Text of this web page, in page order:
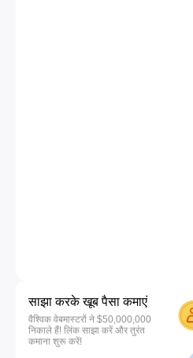
साझा करके खूब पैसा कमाएं
वैश्विक वेबमास्टरों ने $50,000,000
निकाले हैं! लिंक साझा करें और तुरंत
कमाना शुरू करें!